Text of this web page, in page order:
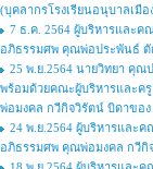
(บุคลากรโรงเรียนอนุบาลเมื
7 ธ.ค. 2564 ผู้บริหารและค
อภิธรรมศพ คุณพ่อประพันธ์
25 พ.ย.2564 นายวิทยา คุ
พร้อมด้วยคณะผู้บริหารและค
พ่อมงคล กวีกิจวิรัตน์ บิดาขอ
24 พ.ย.2564 ผู้บริหารและค
อภิธรรมศพ คุณพ่อมงคล กวีกิ